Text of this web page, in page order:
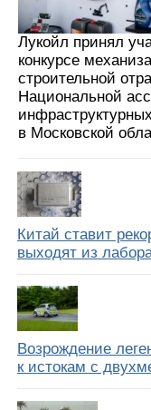
Лукойл принял
конкурсе
строительной
Национальной
в Московской
Китай ставит
выходят из
Возрождение
к истокам с